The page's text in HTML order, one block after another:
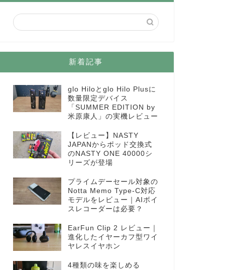
新着記事
glo Hiloとglo Hilo Plusに
数量限定デバイス
「SUMMER EDITION by
米原康人」の実機レビュー
【レビュー】NASTY
JAPANからポッド交換式
のNASTY ONE 40000シ
リーズが登場
プライムデーセール対象の
Notta Memo Type-C対応
モデルをレビュー｜AIボイ
スレコーダーは必要？
EarFun Clip 2 レビュー｜
進化したイヤーカフ型ワイ
ヤレスイヤホン
4種類の味を楽しめる